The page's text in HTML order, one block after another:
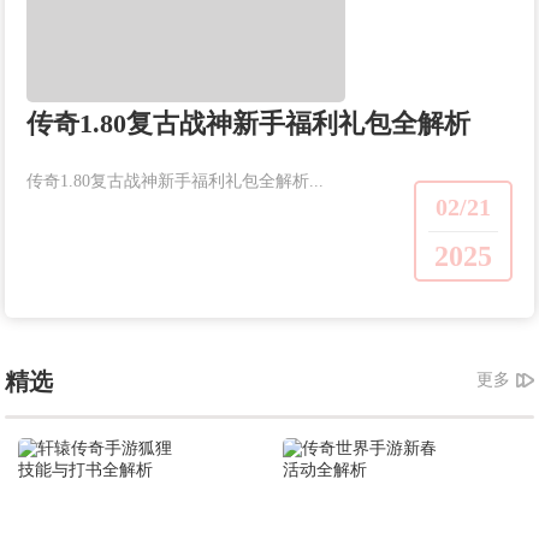
传奇1.80复古战神新手福利礼包全解析
02/21
2025
传奇1.80复古战神新手福利礼包全解析...
精选 更多